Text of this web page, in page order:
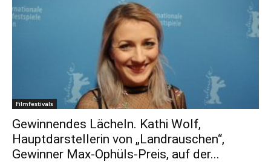
Filmfestivals
Gewinnendes Lächeln. Kathi Wolf,
Hauptdarstellerin von „Landrauschen“,
Gewinner Max-Ophüls-Preis, auf der...